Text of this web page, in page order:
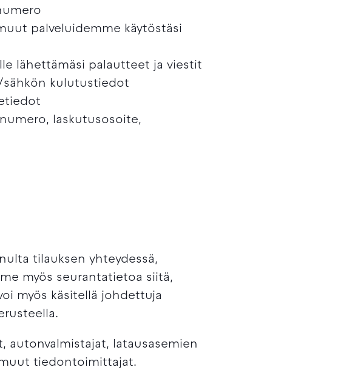
palveluidemme käytöstäsi
lähettämäsi palautteet ja viestit
sähkön kulutustiedot
laskutusosoite,
tilauksen yhteydessä,
myös seurantatietoa siitä,
myös käsitellä johdettuja
autonvalmistajat, latausasemien
tiedontoimittajat.